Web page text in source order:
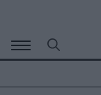
περιεχόμενο